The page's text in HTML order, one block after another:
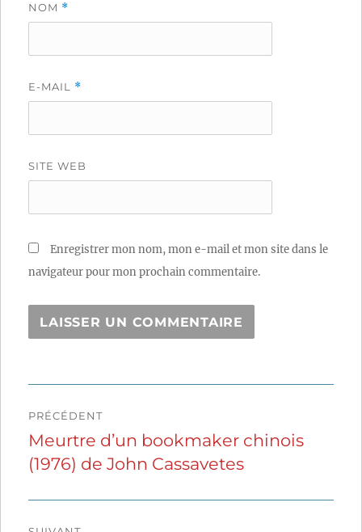
NOM *
E-MAIL *
SITE WEB
Enregistrer mon nom, mon e-mail et mon site dans le
navigateur pour mon prochain commentaire.
de
l’article
PRÉCÉDENT
Publication
précédente :
Meurtre d’un bookmaker chinois
(1976) de John Cassavetes